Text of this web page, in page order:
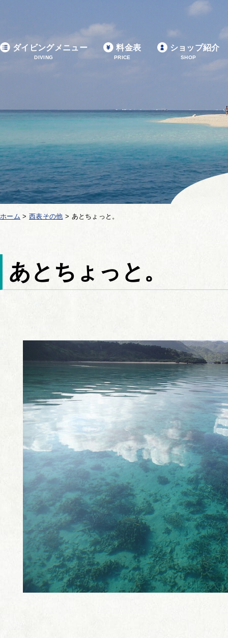
ダイビングメニュー
DIVING
料金表
PRICE
ショップ紹介
SHOP
ホーム > 西表その他 > あとちょっと。
あとちょっと。